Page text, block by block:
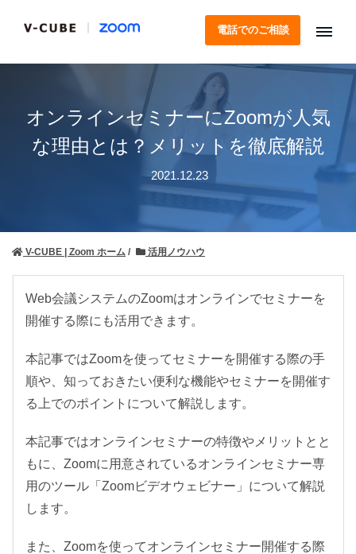
電話でのご相談
オンラインセミナーにZoomが人気
な理由とは？メリットを徹底解説
2021.12.23
V-CUBE | Zoom ホーム 活用ノウハウ
Web会議システムのZoomはオンラインでセミナーを
開催する際にも活用できます。
本記事ではZoomを使ってセミナーを開催する際の手
順や、知っておきたい便利な機能やセミナーを開催す
る上でのポイントについて解説します。
本記事ではオンラインセミナーの特徴やメリットとと
もに、Zoomに用意されているオンラインセミナー専
用のツール「Zoomビデオウェビナー」について解説
します。
また、Zoomを使ってオンラインセミナー開催する際